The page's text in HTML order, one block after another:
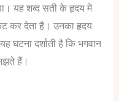
यह शब्द सती के हृदय में
कर देता है। उनका हृदय
घटना दर्शाती है कि भगवान
हैं।